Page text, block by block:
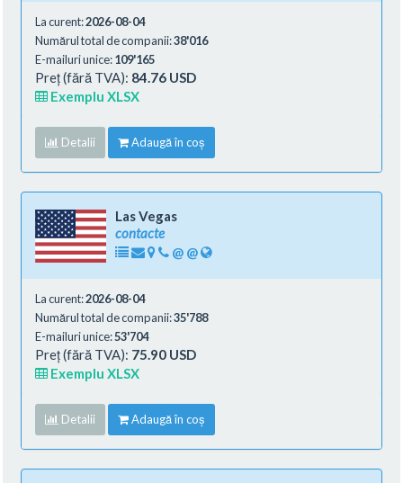
La curent:2026-08-04
Numărul total de companii:38'016
E-mailuri unice:109'165
Preț (fără TVA): 84.76 USD
Exemplu XLSX
Detalii Adaugă în coș
Las Vegas
contacte
@ @
La curent:2026-08-04
Numărul total de companii:35'788
E-mailuri unice:53'704
Preț (fără TVA): 75.90 USD
Exemplu XLSX
Detalii Adaugă în coș